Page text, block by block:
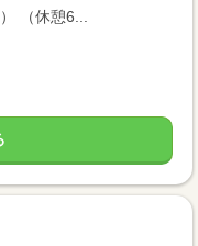
（休憩6...